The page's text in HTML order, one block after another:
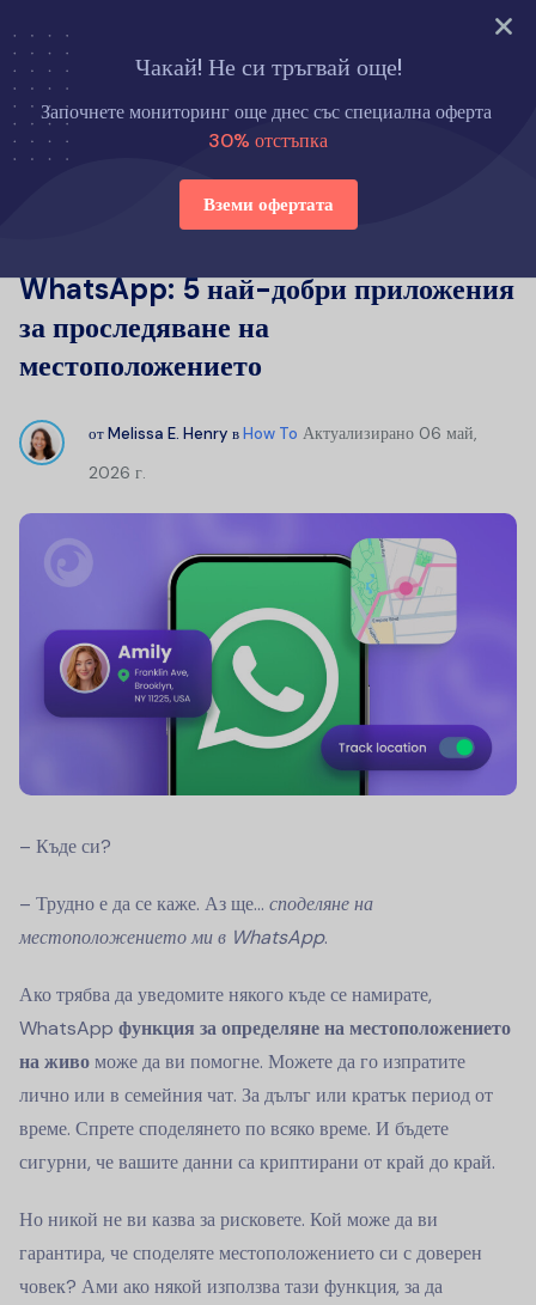
Опитайте сега
Чакай! Не си тръгвай още!
Започнете мониторинг още днес със специална оферта
30% отстъпка
Вземи офертата
Начало
Как да
Как да проследите някого в WhatsApp: 5 най-добри
приложения за проследяване на местоположението
WhatsApp: 5 най-добри приложения
за проследяване на
местоположението
отMelissa E. Henry вHow To Актуализирано 06 май,
2026 г.
– Къде си?
– Трудно е да се каже. Аз ще... споделяне на
местоположението ми в WhatsApp.
Ако трябва да уведомите някого къде се намирате,
WhatsApp функция за определяне на местоположението
на живоможе да ви помогне. Можете да го изпратите
лично или в семейния чат. За дълъг или кратък период от
време. Спрете споделянето по всяко време. И бъдете
сигурни, че вашите данни са криптирани от край до край.
Но никой не ви казва за рисковете. Кой може да ви
гарантира, че споделяте местоположението си с доверен
човек? Ами ако някой използва тази функция, за да